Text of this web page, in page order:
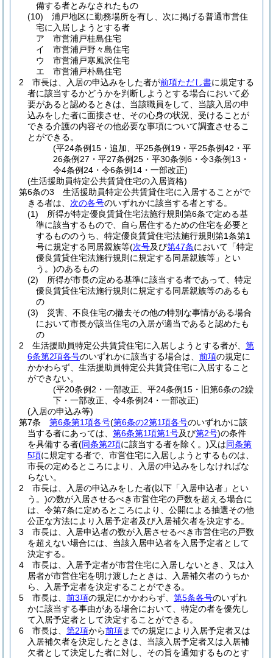
備する者とみなされたもの
(10)
浦戸地区に勤務場所を有し、次に掲げる普通市営住
宅に入居しようとする者
ア
市営浦戸桂島住宅
イ
市営浦戸野々島住宅
ウ
市営浦戸寒風沢住宅
エ
市営浦戸朴島住宅
2
市長は、入居の申込みをした者が前項ただし書に規定する
者に該当するかどうかを判断しようとする場合において必
要があると認めるときは、当該職員をして、当該入居の申
込みをした者に面接させ、その心身の状況、受けることが
できる介護の内容その他必要な事項について調査させるこ
とができる。
(平24条例15・追加、平25条例19・平25条例42・平
26条例27・平27条例25・平30条例6・令3条例13・
令4条例24・令6条例14・一部改正)
(生活援助員特定公共賃貸住宅の入居資格)
第6条の3
生活援助員特定公共賃貸住宅に入居することがで
きる者は、 次の各号のいずれかに該当する者とする。
(1)
所得が特定優良賃貸住宅法施行規則第6条で定める基
準に該当するもので、自ら居住するための住宅を必要と
するもののうち、特定優良賃貸住宅法施行規則第1条第1
号に規定する同居親族等(次号及び第47条において「特定
優良賃貸住宅法施行規則に規定する同居親族等」とい
う。)のあるもの
(2)
所得が市長の定める基準に該当する者であって、特定
優良賃貸住宅法施行規則に規定する同居親族等のあるも
の
(3)
災害、不良住宅の撤去その他の特別な事情がある場合
において市長が該当住宅の入居が適当であると認めたも
の
2
生活援助員特定公共賃貸住宅に入居しようとする者が、 第
6条第2項各号のいずれかに該当する場合は、 前項の規定に
かかわらず、生活援助員特定公共賃貸住宅に入居すること
ができない。
(平20条例2・一部改正、平24条例15・旧第6条の2繰
下・一部改正、令4条例24・一部改正)
(入居の申込み等)
第7条
第6条第1項各号(第6条の2第1項各号のいずれかに該
当する者にあっては、 第6条第1項第1号及び第2号)の条件
を具備する者(同条第2項に該当する者を除く。)又は同条第
5項に規定する者で、市営住宅に入居しようとするものは、
市長の定めるところにより、入居の申込みをしなければな
らない。
2
市長は、入居の申込みをした者(以下「入居申込者」とい
う。)の数が入居させるべき市営住宅の戸数を超える場合に
は、令第7条に定めるところにより、公開による抽選その他
公正な方法により入居予定者及び入居補欠者を決定する。
3
市長は、入居申込者の数が入居させるべき市営住宅の戸数
を超えない場合には、当該入居申込者を入居予定者として
決定する。
4
市長は、入居予定者が市営住宅に入居しないとき、又は入
居者が市営住宅を明け渡したときは、入居補欠者のうちか
ら、入居予定者を決定することができる。
5
市長は、 前3項の規定にかかわらず、 第5条各号のいずれ
かに該当する事由がある場合において、特定の者を優先し
て入居予定者として決定することができる。
6
市長は、 第2項から前項までの規定により入居予定者又は
入居補欠者を決定したときは、当該入居予定者又は入居補
欠者として決定した者に対し、その旨を通知するものとす